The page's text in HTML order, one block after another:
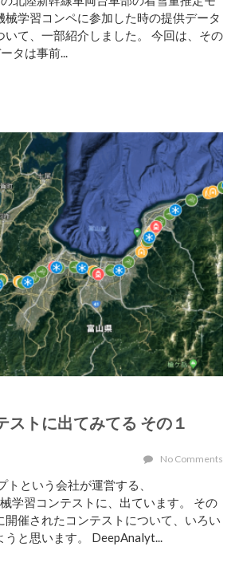
械学習コンペに参加した時の提供データ
いて、一部紹介しました。 今回は、その
タは事前...
ストに出てみてる その１
No Comments
トという会社が運営する、
学習コンテストに、出ています。 その
開催されたコンテストについて、いろい
うと思います。 DeepAnalyt...